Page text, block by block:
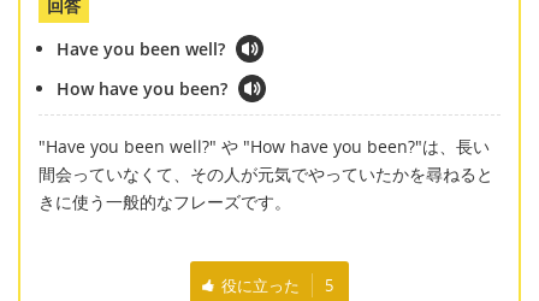
回答
Have you been well?
How have you been?
"Have you been well?" や "How have you been?"は、長い
間会っていなくて、その人が元気でやっていたかを尋ねると
きに使う一般的なフレーズです。
役に立った 5